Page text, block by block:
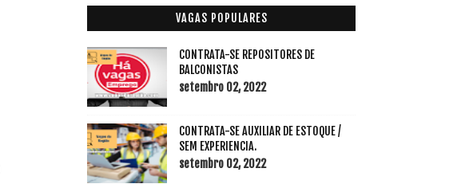
VAGAS POPULARES
CONTRATA-SE REPOSITORES DE
BALCONISTAS
setembro 02, 2022
CONTRATA-SE AUXILIAR DE ESTOQUE /
SEM EXPERIENCIA.
setembro 02, 2022